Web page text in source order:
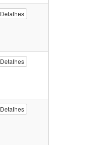
Detalhes
Detalhes
Detalhes